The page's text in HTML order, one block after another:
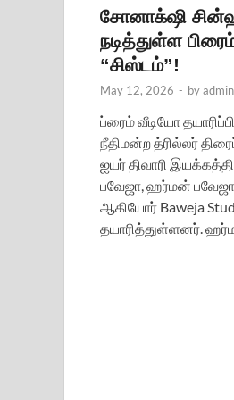
சோனாக்‌ஷி
நடித்துள்ள
“சிஸ்டம்”!
May 12, 2026 - byadmin
ப்ரைம் வீடியோ
நீதிமன்ற த்ரில்லர்
ஐயர் திவாரி
பவேஜா, ஹர்மன் பவேஜா
ஆகியோர் Baweja
தயாரித்துள்ளனர்.